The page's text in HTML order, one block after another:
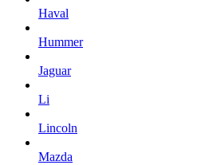
Haval
Hummer
Jaguar
Li
Lincoln
Mazda